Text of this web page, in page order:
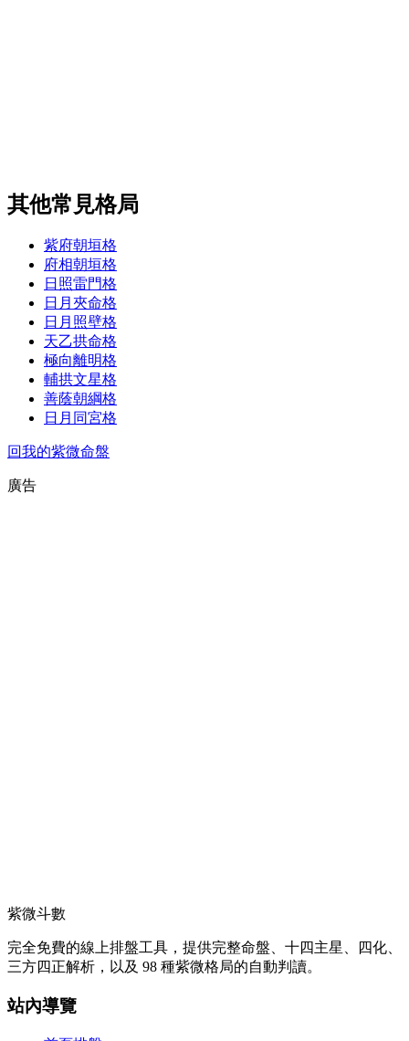
其他常見格局
紫府朝垣格
府相朝垣格
日照雷門格
日月夾命格
日月照壁格
天乙拱命格
極向離明格
輔拱文星格
善蔭朝綱格
日月同宮格
回我的紫微命盤
廣告
紫微斗數
完全免費的線上排盤工具，提供完整命盤、十四主星、四化、
三方四正解析，以及 98 種紫微格局的自動判讀。
站內導覽